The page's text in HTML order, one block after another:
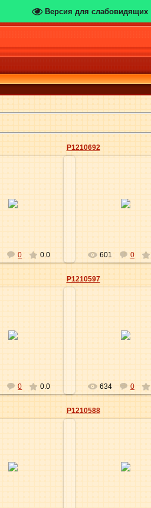
Версия для слабовидящих
0 0.0
P1210692
601 0
0 0.0
P1210597
634 0
P1210588